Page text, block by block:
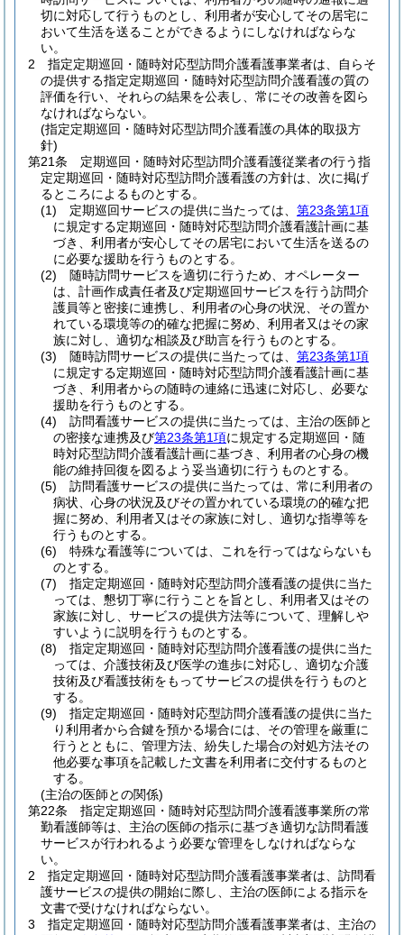
切に対応して行うものとし、利用者が安心してその居宅に
おいて生活を送ることができるようにしなければならな
い。
2
指定定期巡回・随時対応型訪問介護看護事業者は、自らそ
の提供する指定定期巡回・随時対応型訪問介護看護の質の
評価を行い、それらの結果を公表し、常にその改善を図ら
なければならない。
(指定定期巡回・随時対応型訪問介護看護の具体的取扱方
針)
第21条
定期巡回・随時対応型訪問介護看護従業者の行う指
定定期巡回・随時対応型訪問介護看護の方針は、次に掲げ
るところによるものとする。
(1)
定期巡回サービスの提供に当たっては、 第23条第1項
に規定する定期巡回・随時対応型訪問介護看護計画に基
づき、利用者が安心してその居宅において生活を送るの
に必要な援助を行うものとする。
(2)
随時訪問サービスを適切に行うため、オペレーター
は、計画作成責任者及び定期巡回サービスを行う訪問介
護員等と密接に連携し、利用者の心身の状況、その置か
れている環境等の的確な把握に努め、利用者又はその家
族に対し、適切な相談及び助言を行うものとする。
(3)
随時訪問サービスの提供に当たっては、 第23条第1項
に規定する定期巡回・随時対応型訪問介護看護計画に基
づき、利用者からの随時の連絡に迅速に対応し、必要な
援助を行うものとする。
(4)
訪問看護サービスの提供に当たっては、主治の医師と
の密接な連携及び第23条第1項に規定する定期巡回・随
時対応型訪問介護看護計画に基づき、利用者の心身の機
能の維持回復を図るよう妥当適切に行うものとする。
(5)
訪問看護サービスの提供に当たっては、常に利用者の
病状、心身の状況及びその置かれている環境の的確な把
握に努め、利用者又はその家族に対し、適切な指導等を
行うものとする。
(6)
特殊な看護等については、これを行ってはならないも
のとする。
(7)
指定定期巡回・随時対応型訪問介護看護の提供に当た
っては、懇切丁寧に行うことを旨とし、利用者又はその
家族に対し、サービスの提供方法等について、理解しや
すいように説明を行うものとする。
(8)
指定定期巡回・随時対応型訪問介護看護の提供に当た
っては、介護技術及び医学の進歩に対応し、適切な介護
技術及び看護技術をもってサービスの提供を行うものと
する。
(9)
指定定期巡回・随時対応型訪問介護看護の提供に当た
り利用者から合鍵を預かる場合には、その管理を厳重に
行うとともに、管理方法、紛失した場合の対処方法その
他必要な事項を記載した文書を利用者に交付するものと
する。
(主治の医師との関係)
第22条
指定定期巡回・随時対応型訪問介護看護事業所の常
勤看護師等は、主治の医師の指示に基づき適切な訪問看護
サービスが行われるよう必要な管理をしなければならな
い。
2
指定定期巡回・随時対応型訪問介護看護事業者は、訪問看
護サービスの提供の開始に際し、主治の医師による指示を
文書で受けなければならない。
3
指定定期巡回・随時対応型訪問介護看護事業者は、主治の